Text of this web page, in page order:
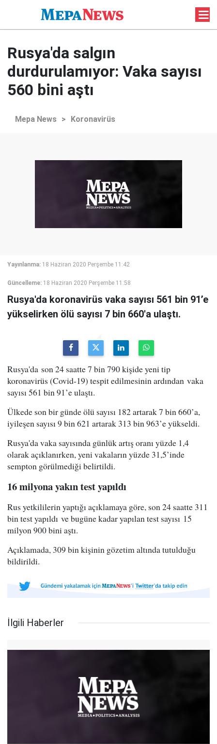
Rusya'da salgın
durdurulamıyor: Vaka sayısı
560 bini aştı
Mepa News > Koronavirüs
Yayınlanma: 18 Haziran 2020 Perşembe 11:42
Güncelleme: 18 Haziran 2020 Perşembe 11:58
Rusya'da koronavirüs vaka sayısı 561 bin 91’e
yükselirken ölü sayısı 7 bin 660'a ulaştı.
Rusya'da son 24 saatte 7 bin 790 kişide yeni tip
koronavirüs (Covid-19) tespit edilmesinin ardından vaka
sayısı 561 bin 91’e ulaştı.
Ülkede son bir günde ölü sayısı 182 artarak 7 bin 660’a,
iyileşen sayısı 9 bin 621 artarak 313 bin 963’e yükseldi.
Rusya'da vaka sayısında günlük artış oranı yüzde 1,4
olarak açıklanırken, yeni vakaların yüzde 31,5’inde
sempton görülmediği belirtildi.
16 milyona yakın test yapıldı
Rus yetkililerin yaptığı açıklamaya göre, son 24 saatte 311
bin test yapıldı ve bugüne kadar yapılan test sayısı 15
milyon 900 bini aştı.
Açıklamada, 309 bin kişinin gözetim altında tutulduğu
bildirildi.
İlgili Haberler